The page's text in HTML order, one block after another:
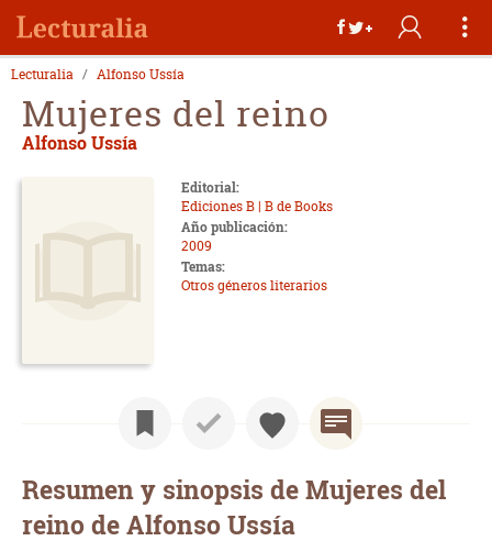
Lecturalia Alfonso Ussía
Mujeres del reino
Alfonso Ussía
Editorial:
Ediciones B | B de Books
Año publicación:
2009
Temas:
Otros géneros literarios
Resumen y sinopsis de Mujeres del
reino de Alfonso Ussía